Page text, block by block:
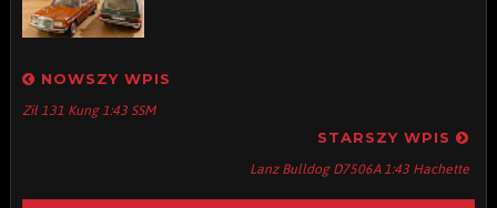
NOWSZY WPIS
Ził 131 Kung 1:43 SSM
STARSZY WPIS
Lanz Bulldog D7506A 1:43 Hachette